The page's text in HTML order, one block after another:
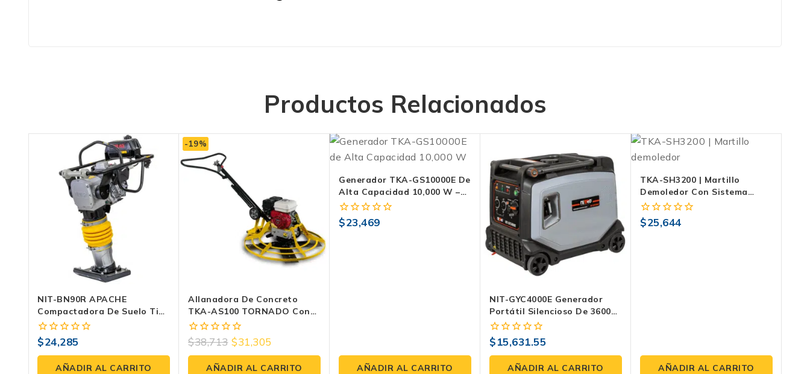
Productos Relacionados
NIT-BN90R APACHE
Compactadora De Suelo Tipo
Bailarina
0
fuera
$24,285
AÑADIR AL CARRITO
-19%
Allanadora De Concreto
TKA-AS100 TORNADO Con
Motor Loncin De 5.5HP
0
fuera
$38,713 $31,305
AÑADIR AL CARRITO
Generador TKA-GS10000E De
Alta Capacidad 10,000 W –
Potencia Y Confiabilidad Con
Arranque Dual.
0
$23,469
AÑADIR AL CARRITO
NIT-GYC4000E Generador
Portátil Silencioso De 3600W
– Eficiencia Y Bajo Ruido.
0
fuera
$15,631.55
AÑADIR AL CARRITO
TKA-SH3200 | Martillo
Demoledor Con Sistema
Anti-Vibración
0
$25,644
AÑADIR AL CARRITO